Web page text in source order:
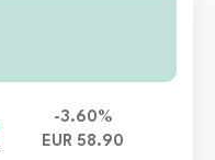
-3.60%
EUR 58.90